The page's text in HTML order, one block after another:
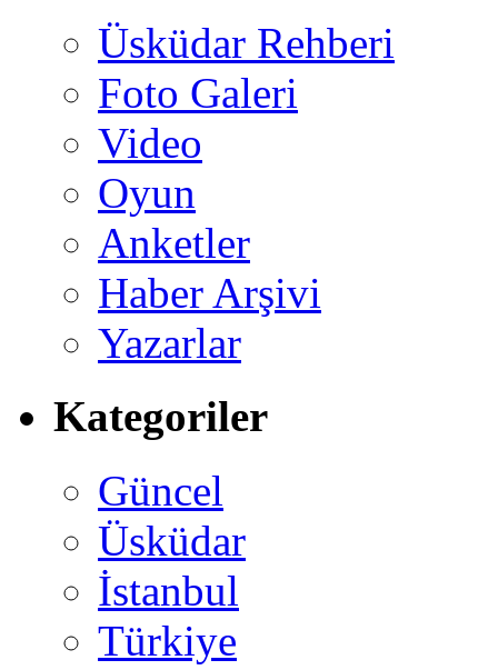
Üsküdar Rehberi
Foto Galeri
Video
Oyun
Anketler
Haber Arşivi
Yazarlar
Kategoriler
Güncel
Üsküdar
İstanbul
Türkiye